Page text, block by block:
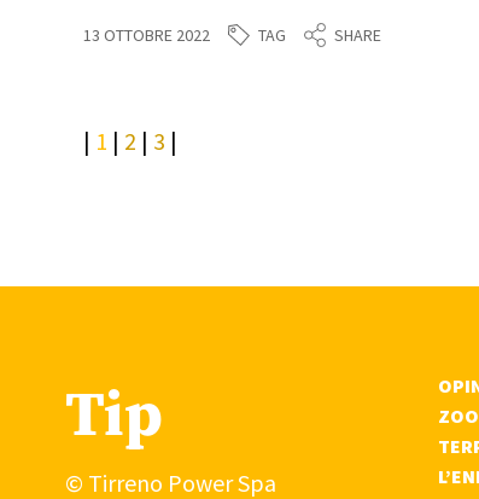
13 OTTOBRE 2022 TAG SHARE
1 2 3
Tip
© Tirreno Power Spa